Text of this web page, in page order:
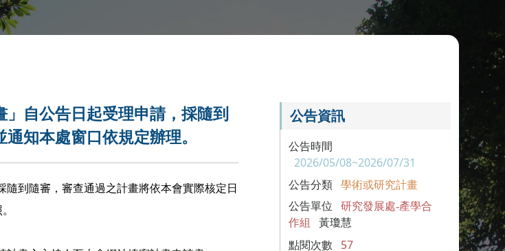
自公告日起受理申請，採隨到
知本處窗口依規定辦理。
到隨審，審查通過之計畫將依本會實際核定日
公告資訊
公告時間
2026/05/08~2026/07/31
公告分類 學術或研究計畫
公告單位
研究發展處-產學合
作組
黃瓊慧
點閱次數 57